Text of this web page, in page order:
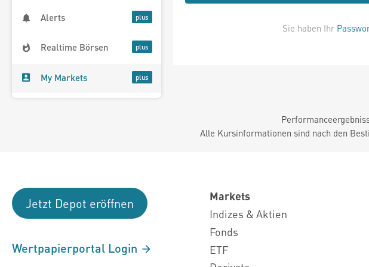
Alerts
Realtime Börsen
My Markets
Sie haben Ihr
Alle Kursinformationen sind nach den
Jetzt Depot eröffnen
Wertpapierportal Login
Markets
Indizes & Aktien
Fonds
ETF